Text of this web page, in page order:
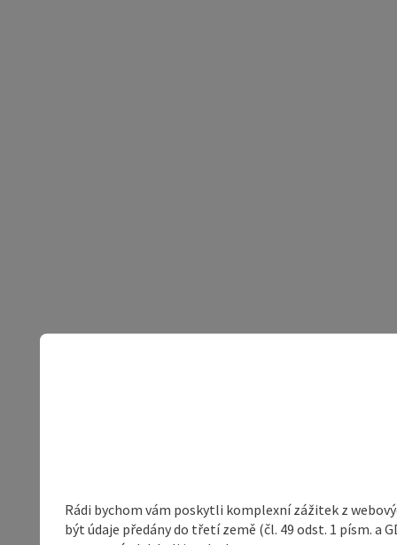
Rádi bychom vám poskytli komplexní zážitek z
být údaje předány do třetí země (čl. 49 odst. 1 písm.